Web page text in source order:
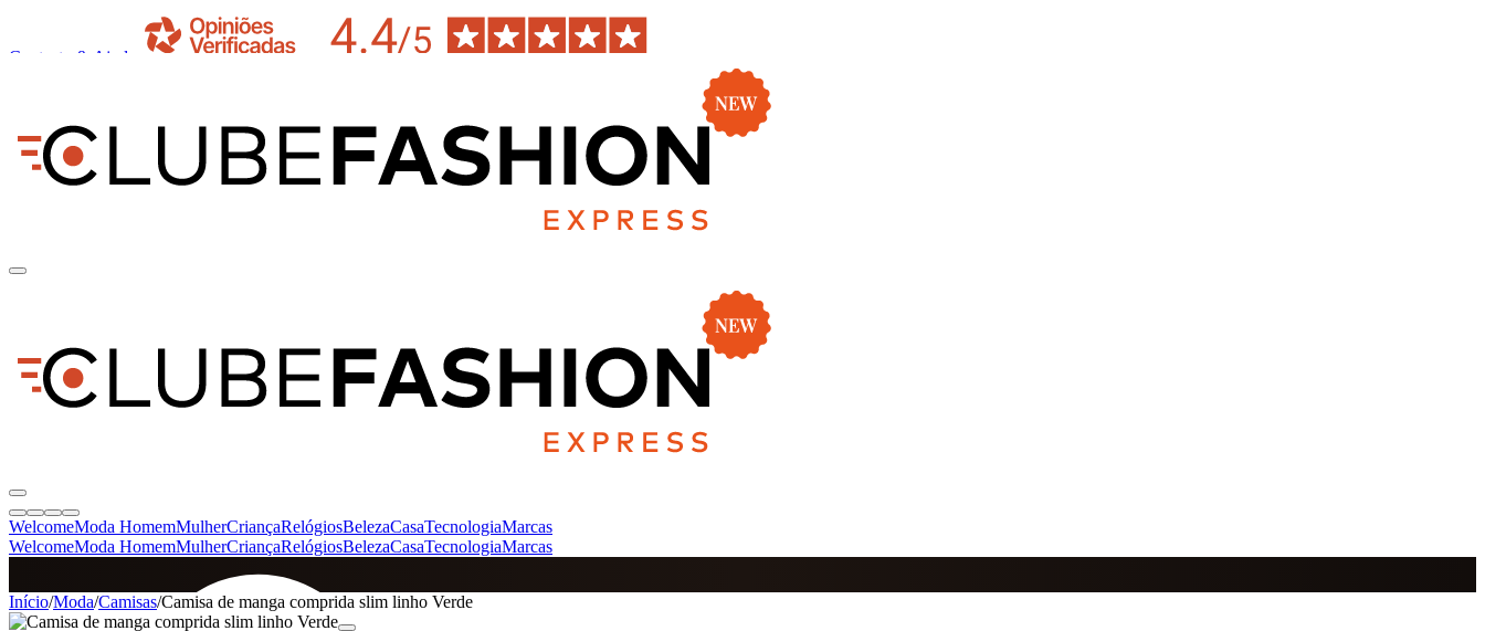
Contacto & Ajuda
WelcomeModa HomemMulherCriançaRelógiosBelezaCasaTecnologiaMarcas
WelcomeModa HomemMulherCriançaRelógiosBelezaCasaTecnologiaMarcas
SINCE 2005
Início/Moda/Camisas/Camisa de manga comprida slim linho Verde